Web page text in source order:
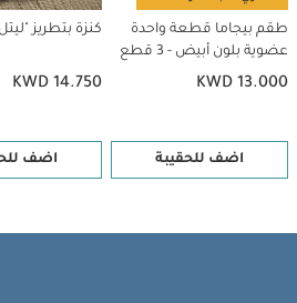
طقم بيجاما قطعة واحدة
عضوية بلون أبيض - 3 قطع
KWD 13.000
اضف للحقيبة
كنزة بتطريز
KWD 14.750
اضف